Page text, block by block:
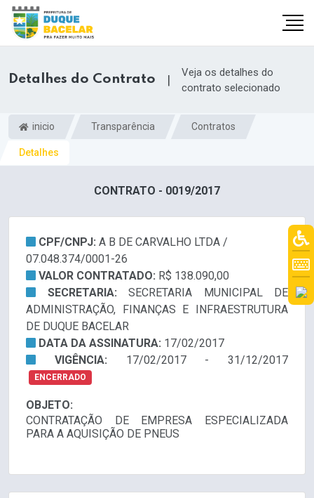
Detalhes do Contrato |
Veja os detalhes do
contrato selecionado
inicio Transparência Contratos
Detalhes
CONTRATO - 0019/2017
CPF/CNPJ: A B DE CARVALHO LTDA /
07.048.374/0001-26
VALOR CONTRATADO: R$ 138.090,00
SECRETARIA: SECRETARIA MUNICIPAL DE
ADMINISTRAÇÃO, FINANÇAS E INFRAESTRUTURA
DE DUQUE BACELAR
DATA DA ASSINATURA: 17/02/2017
VIGÊNCIA: 17/02/2017 - 31/12/2017
ENCERRADO
OBJETO:
CONTRATAÇÃO DE EMPRESA ESPECIALIZADA
PARA A AQUISIÇÃO DE PNEUS